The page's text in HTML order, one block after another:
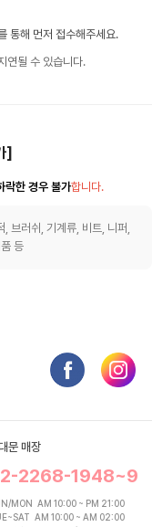
통해 먼저 접수해주세요.
연될 수 있습니다.
]
락한 경우 불가합니다.
브러쉬, 기계류, 비트, 니퍼,
등
문 매장
2268-1948~9
MON AM 10:00 ~ PM 21:00
AM 10:00 ~ AM 02:00